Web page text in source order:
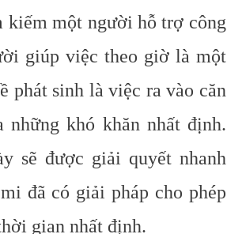
kiếm một người hỗ trợ công
giúp việc theo giờ là một
phát sinh là việc ra vào căn
những khó khăn nhất định.
sẽ được giải quyết nhanh
đã có giải pháp cho phép
gian nhất định.